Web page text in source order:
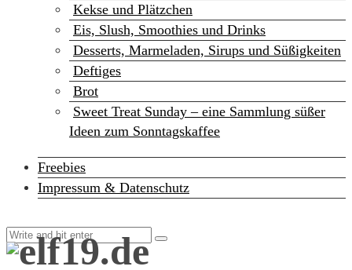
Kekse und Plätzchen
Eis, Slush, Smoothies und Drinks
Desserts, Marmeladen, Sirups und Süßigkeiten
Deftiges
Brot
Sweet Treat Sunday – eine Sammlung süßer
Ideen zum Sonntagskaffee
Freebies
Impressum & Datenschutz